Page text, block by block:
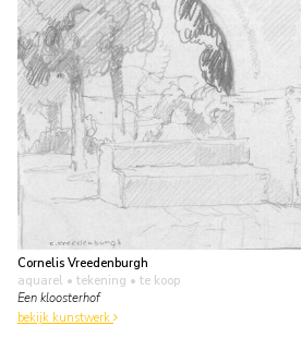
Cornelis Vreedenburgh
aquarel • tekening • te koop
Een kloosterhof
bekijk kunstwerk